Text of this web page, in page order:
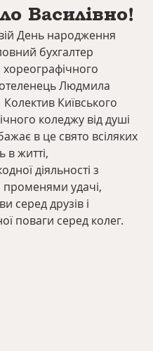
Василівно!
День народження
бухгалтер
хореографічного
Людмила
Колектив Київського
коледжу від душі
в це свято всіляких
в житті,
діяльності з
удачі,
серед друзів і
поваги серед колег.